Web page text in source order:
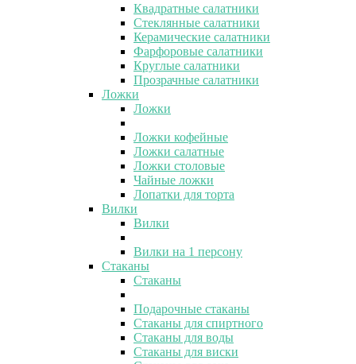
Квадратные салатники
Стеклянные салатники
Керамические салатники
Фарфоровые салатники
Круглые салатники
Прозрачные салатники
Ложки
Ложки
Ложки кофейные
Ложки салатные
Ложки столовые
Чайные ложки
Лопатки для торта
Вилки
Вилки
Вилки на 1 персону
Стаканы
Стаканы
Подарочные стаканы
Стаканы для спиртного
Стаканы для воды
Стаканы для виски